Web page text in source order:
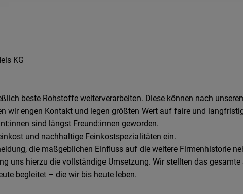
KG
beste Rohstoffe weiterverarbeiten. Diese können nach
wir engen Kontakt und legen größten Wert auf faire und
sind längst Freund:innen geworden.
und nachhaltige Feinkostspezialitäten ein.
die maßgeblichen Einfluss auf die weitere Firmenhistorie
uns hierzu die vollständige Umsetzung. Wir stellten das
begleitet – die wir bis heute leben.